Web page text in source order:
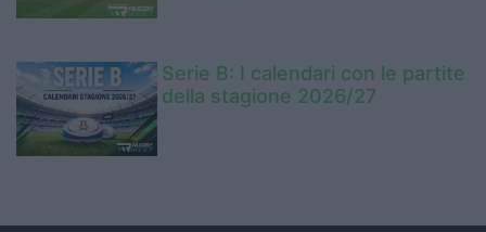
Serie B: I calendari con le partite
della stagione 2026/27